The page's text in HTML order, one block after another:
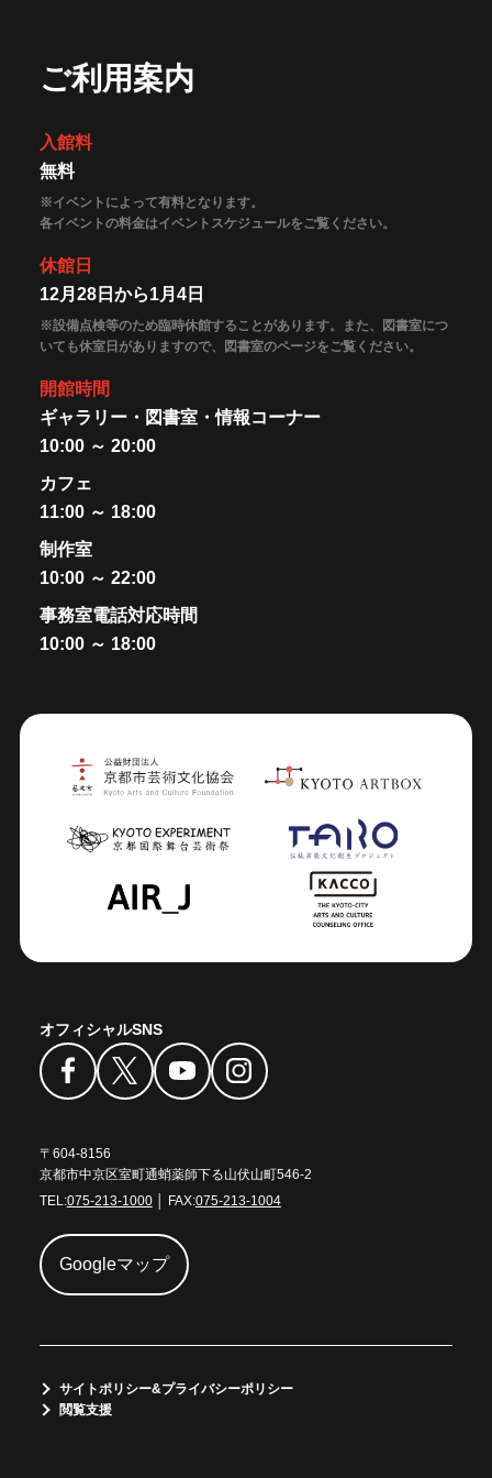
ご利用案内
入館料
無料
※イベントによって有料となります。
各イベントの料金はイベントスケジュールをご覧ください。
休館日
12月28日から1月4日
※設備点検等のため臨時休館することがあります。また、図書室につ
いても休室日がありますので、図書室のページをご覧ください。
開館時間
ギャラリー・図書室・情報コーナー
10:00 ～ 20:00
カフェ
11:00 ～ 18:00
制作室
10:00 ～ 22:00
事務室電話対応時間
10:00 ～ 18:00
オフィシャルSNS
〒604-8156
京都市中京区室町通蛸薬師下る山伏山町546-2
TEL:075-213-1000│ FAX:075-213-1004
Googleマップ
サイトポリシー&プライバシーポリシー
閲覧支援